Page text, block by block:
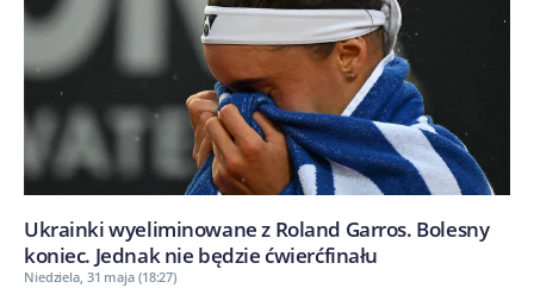
Ukrainki wyeliminowane z Roland Garros. Bolesny
koniec. Jednak nie będzie ćwierćfinału
Niedziela, 31 maja (18:27)